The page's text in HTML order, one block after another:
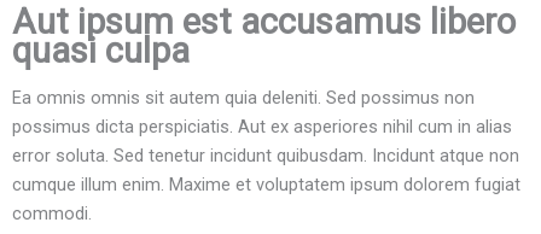
Aut ipsum est accusamus libero
quasi culpa
Ea omnis omnis sit autem quia deleniti. Sed possimus non
possimus dicta perspiciatis. Aut ex asperiores nihil cum in alias
error soluta. Sed tenetur incidunt quibusdam. Incidunt atque non
cumque illum enim. Maxime et voluptatem ipsum dolorem fugiat
commodi.